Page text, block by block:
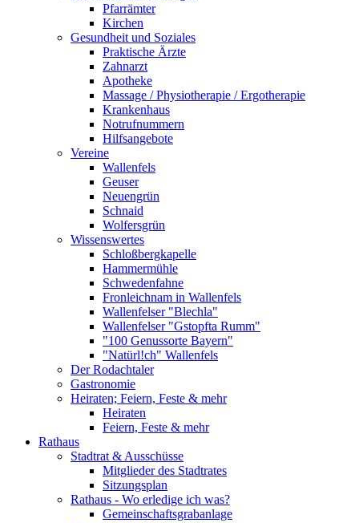
Pfarrämter
Kirchen
Gesundheit und Soziales
Praktische Ärzte
Zahnarzt
Apotheke
Massage / Physiotherapie / Ergotherapie
Krankenhaus
Notrufnummern
Hilfsangebote
Vereine
Wallenfels
Geuser
Neuengrün
Schnaid
Wolfersgrün
Wissenswertes
Schloßbergkapelle
Hammermühle
Schwedenfahne
Fronleichnam in Wallenfels
Wallenfelser "Blechla"
Wallenfelser "Gstopfta Rumm"
"100 Genussorte Bayern"
"Natürl!ch" Wallenfels
Der Rodachtaler
Gastronomie
Heiraten; Feiern, Feste & mehr
Heiraten
Feiern, Feste & mehr
Rathaus
Stadtrat & Ausschüsse
Mitglieder des Stadtrates
Sitzungsplan
Rathaus - Wo erledige ich was?
Gemeinschaftsgrabanlage